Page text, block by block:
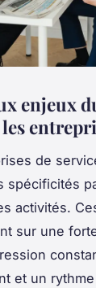
enjeux
de
spécificités
activités.
sur une
et un